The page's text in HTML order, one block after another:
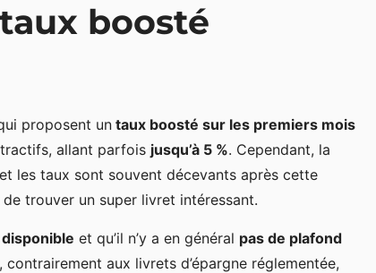
boosté
proposent un taux boosté sur les premiers mois
allant parfois jusqu’à 5 %. Cependant, la
les taux sont souvent décevants après cette
trouver un super livret intéressant.
disponible et qu’il n’y a en général pas de plafond
aux livrets d’épargne réglementée,